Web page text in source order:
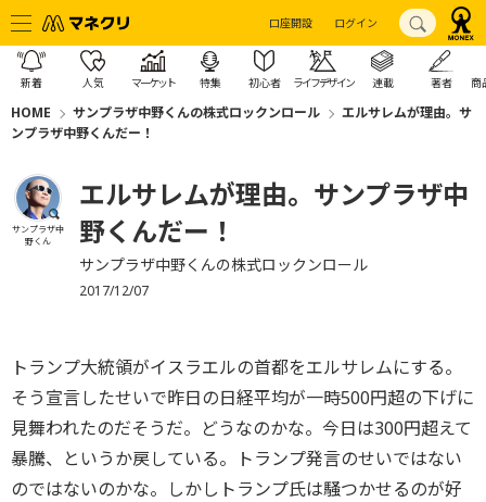
口座開設 ログイン
新着 人気 マーケット 特集 初心者 ライフデザイン 連載 著者 商
HOME サンプラザ中野くんの株式ロックンロール
エルサレムが理由。サ
ンプラザ中野くんだー！
サンプラザ中
野くん
エルサレムが理由。サンプラザ中
野くんだー！
サンプラザ中野くんの株式ロックンロール
2017/12/07
トランプ大統領がイスラエルの首都をエルサレムにする。
そう宣言したせいで昨日の日経平均が一時500円超の下げに
見舞われたのだそうだ。どうなのかな。今日は300円超えて
暴騰、というか戻している。トランプ発言のせいではない
のではないのかな。しかしトランプ氏は騒つかせるのが好